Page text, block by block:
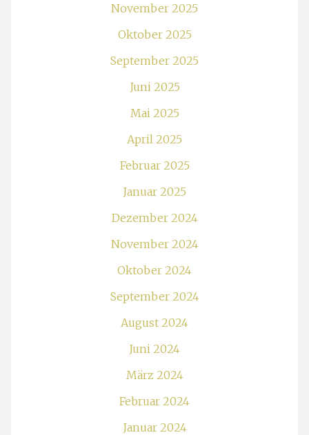
November 2025
Oktober 2025
September 2025
Juni 2025
Mai 2025
April 2025
Februar 2025
Januar 2025
Dezember 2024
November 2024
Oktober 2024
September 2024
August 2024
Juni 2024
März 2024
Februar 2024
Januar 2024